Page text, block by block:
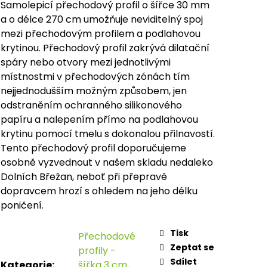
Samolepicí přechodový profil o šířce 30 mm
a o délce 270 cm umožňuje neviditelný spoj
mezi přechodovým profilem a podlahovou
krytinou. Přechodový profil zakrývá dilatační
spáry nebo otvory mezi jednotlivými
místnostmi v přechodových zónách tím
nejjednodušším možným způsobem, jen
odstraněním ochranného silikonového
papíru a nalepením přímo na podlahovou
krytinu pomocí tmelu s dokonalou přilnavostí.
Tento přechodový profil doporučujeme
osobně vyzvednout v našem skladu nedaleko
Dolních Břežan, neboť při přepravě
dopravcem hrozí s ohledem na jeho délku
poničení.
Přechodové
profily -
Tisk
Zeptat se
Sdílet